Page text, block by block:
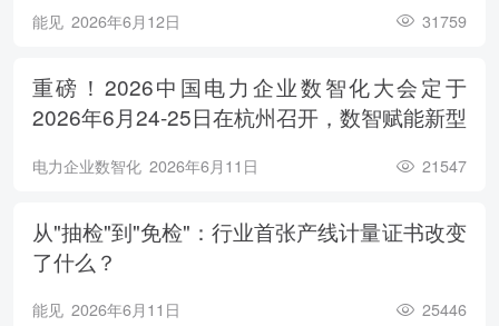
能见 2026年6月12日 31759
重磅！2026中国电力企业数智化大会定于
2026年6月24-25日在杭州召开，数智赋能新型
电力企业数智化 2026年6月11日 21547
从"抽检"到"免检"：行业首张产线计量证书改变
了什么？
能见 2026年6月11日 25446